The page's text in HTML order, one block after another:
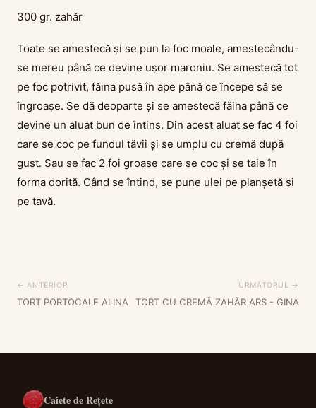
300 gr. zahăr
Toate se amestecă și se pun la foc moale, amestecându-
se mereu până ce devine ușor maroniu. Se amestecă tot
pe foc potrivit, făina pusă în ape până ce începe să se
îngroașe. Se dă deoparte și se amestecă făina până ce
devine un aluat bun de întins. Din acest aluat se fac 4 foi
care se coc pe fundul tăvii și se umplu cu cremă după
gust. Sau se fac 2 foi groase care se coc și se taie în
forma dorită. Când se întind, se pune ulei pe planșetă și
pe tavă.
← ANTERIOR
TORT PORTOCALE ALINA
URMĂTORUL →
TORT CU CREMĂ ZAHĂR ARS - GINA
Caiete de Rețete